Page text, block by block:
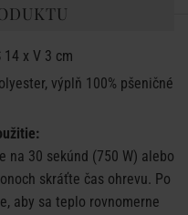
x V 3 cm
výplň 100% pšeničné
na 30 sekúnd (750 W) alebo
skráťte čas ohrevu. Po
aby sa teplo rovnomerne